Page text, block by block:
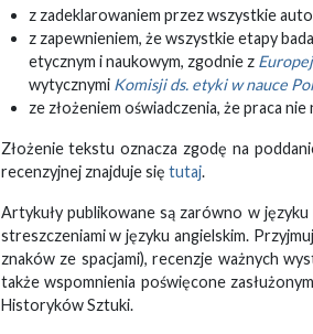
z zadeklarowaniem przez wszystkie
z zapewnieniem, że wszystkie etapy
etycznym i naukowym, zgodnie z
wytycznymi Komisji ds. etyki w nauce
ze złożeniem oświadczenia, że praca
Złożenie tekstu oznacza zgodę na
recenzyjnej znajduje się tutaj.
Artykuły publikowane są zarówno w
streszczeniami w języku angielskim.
znaków ze spacjami), recenzje ważnych
także wspomnienia poświęcone
Historyków Sztuki.